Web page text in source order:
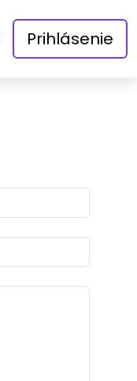
Prihlásenie